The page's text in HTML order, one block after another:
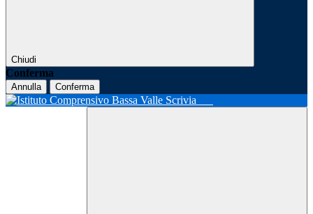
Chiudi
Conferma
Annulla Conferma